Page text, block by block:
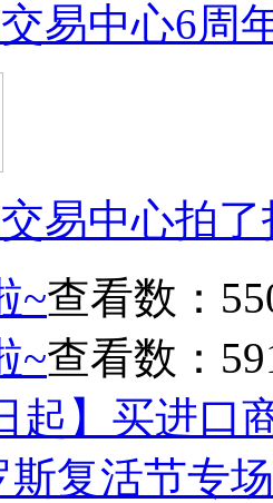
易中心6周
易中心拍
~查看数：
~查看数：
起】买进口
斯复活节专